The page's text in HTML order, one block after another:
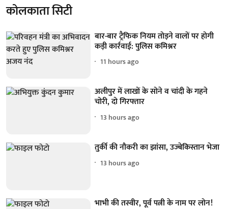
कोलकाता सिटी
बार-बार ट्रैफिक नियम तोड़ने वालों पर होगी
कड़ी कार्रवाई: पुलिस कमिश्नर
11 hours ago
अलीपुर में लाखों के सोने व चांदी के गहने
चोरी, दो गिरफ्तार
13 hours ago
तुर्की की नौकरी का झांसा, उज्बेकिस्तान भेजा
13 hours ago
भाभी की तस्वीर, पूर्व पत्नी के नाम पर लोन!